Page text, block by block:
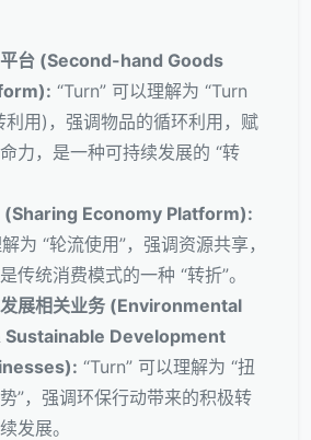
平台 (Second-hand Goods
“Turn” 可以理解为 “Turn
利用)，强调物品的循环利用，赋
力，是一种可持续发展的 “转
(Sharing Economy Platform):
为 “轮流使用”，强调资源共享，
传统消费模式的一种 “转折”。
展相关业务 (Environmental
Sustainable Development
“Turn” 可以理解为 “扭
”，强调环保行动带来的积极转
发展。